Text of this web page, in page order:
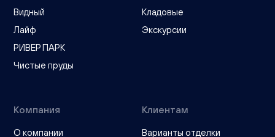
Видный
Лайф
РИВЕР ПАРК
Чистые пруды
Кладовые
Экскурсии
Компания
О компании
Клиентам
Варианты отделки